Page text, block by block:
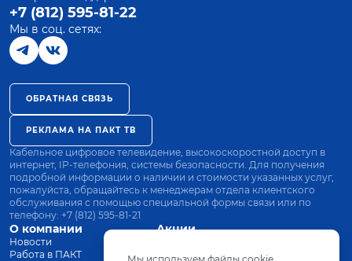
О компании
Новости
Работа в ПАКТ
Акции
Оплата
+7 (812) 595-81-22
Мы в соц. сетях:
ОБРАТНАЯ СВЯЗЬ
РЕКЛАМА НА ПАКТ ТВ
Кабельное цифровое телевидение, высокоскоростной доступ в
интернет, IP-телефония, системы безопасности. Для получения
подробной информации о наличии и стоимости указанных услуг,
пожалуйста, обращайтесь к менеджерам отдела клиентского
обслуживания с помощью специальной формы связи или по
телефону: +7 (812) 595-81-21